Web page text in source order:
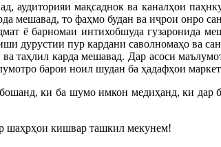
аудиторияи мақсаднок ва каналҳои
мешавад, то фаҳмо будан ва иҷрои онро
ё барномаи интихобшуда гузаронида
дурустии пур кардани саволномаҳо ва
таҳлил карда мешавад. Дар асоси
барои ноил шудан ба ҳадафҳои
ки ба шумо имкон медиҳанд, ки дар
шаҳрҳои кишвар ташкил мекунем!